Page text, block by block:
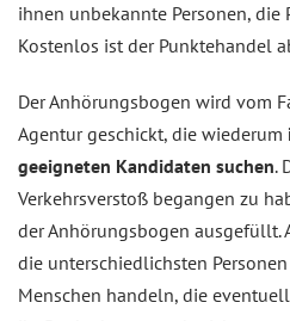
ihnen unbekannte Personen, die
Kostenlos ist der Punktehandel
Der Anhörungsbogen wird vom
Agentur geschickt, die wiederum
geeigneten Kandidaten suchen.
Verkehrsverstoß begangen zu
der Anhörungsbogen ausgefüllt.
die unterschiedlichsten
Menschen handeln, die